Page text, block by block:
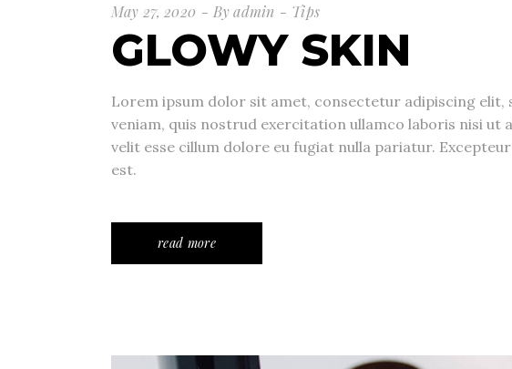
May 27, 2020 By admin Tips
GLOWY SKIN
Lorem ipsum dolor sit amet, consectetur adipiscing
veniam, quis nostrud exercitation ullamco laboris nisi
velit esse cillum dolore eu fugiat nulla pariatur.
est.
read more